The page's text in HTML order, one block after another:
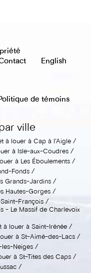
English
de témoins
ville
à louer à Cap à l'Aigle
à Isle-aux-Coudres
à Les Éboulements
Fonds
Grands-Jardins
Hautes-Gorges
François
- Le Massif de Charlevoix
à louer à Saint-Irénée
à St-Aimé-des-Lacs
Neiges
à St-Tites des Caps